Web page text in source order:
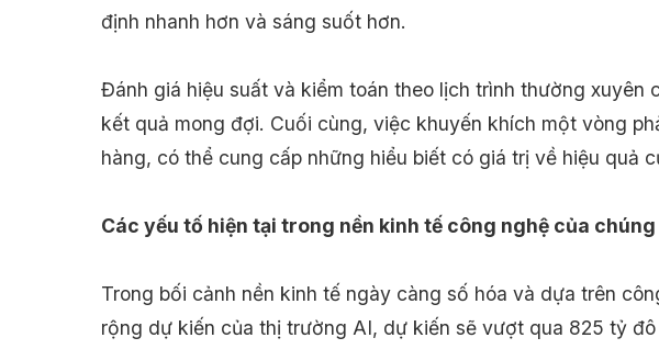
định nhanh hơn và sáng suốt hơn.
Đánh giá hiệu suất và kiểm toán theo lịch trình thường
kết quả mong đợi. Cuối cùng, việc khuyến khích một vòng
hàng, có thể cung cấp những hiểu biết có giá trị về hiệu quả
Các yếu tố hiện tại trong nền kinh tế công nghệ của
Trong bối cảnh nền kinh tế ngày càng số hóa và dựa trên
rộng dự kiến ​​của thị trường AI, dự kiến ​​sẽ vượt qua 825 tỷ